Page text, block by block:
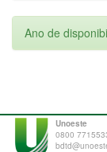
Ano de
Unoeste
0800